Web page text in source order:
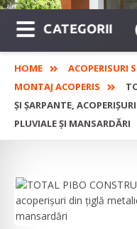
CATEGORII
HOME
ACOPERISURI
MONTAJ ACOPERIS
ȘI ȘARPANTE,
PLUVIALE ȘI MANSARDĂRI